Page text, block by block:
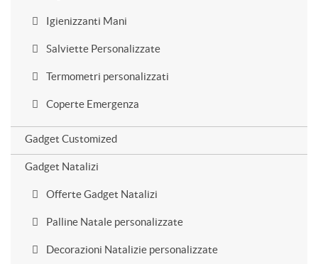
Igienizzanti Mani
Salviette Personalizzate
Termometri personalizzati
Coperte Emergenza
Gadget Customized
Gadget Natalizi
Offerte Gadget Natalizi
Palline Natale personalizzate
Decorazioni Natalizie personalizzate